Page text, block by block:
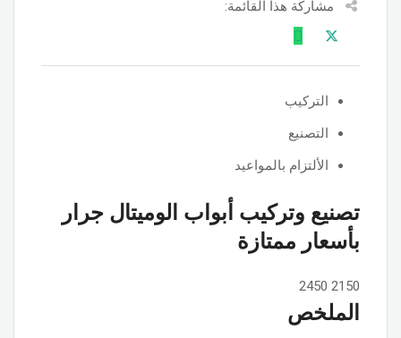
مشاركة هذا القائمة:
التركيب
التصنيع
الألتزام بالمواعيد
تصنيع وتركيب أبواب الوميتال جرار
بأسعار ممتازة
2150
2450
الملخص